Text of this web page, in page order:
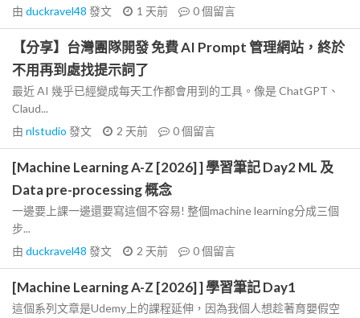
由 duckravel48 發文 1 天前 0個留言
【分享】台灣團隊開發 免費 AI Prompt 管理網站，終於
不用再到處找提示詞了
最近 AI 幾乎已經變成每天工作都會用到的工具。像是 ChatGPT、
Claud...
由 nlstudio 發文 2 天前 0個留言
[Machine Learning A-Z [2026] ] 學習筆記 Day2 ML 及
Data pre-processing 概念
一邊要上課一邊還要寫這個不容易! 整個machine learning分成三個
步...
由 duckravel48 發文 2 天前 0個留言
[Machine Learning A-Z [2026] ] 學習筆記 Day1
這個系列文章是Udemy上的課程延伸，因為我個人想趁著育嬰假空